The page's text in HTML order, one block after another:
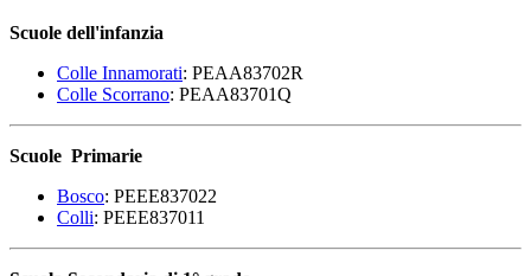
Scuole dell'infanzia
Colle Innamorati: PEAA83702R
Colle Scorrano: PEAA83701Q
Scuole Primarie
Bosco: PEEE837022
Colli: PEEE837011